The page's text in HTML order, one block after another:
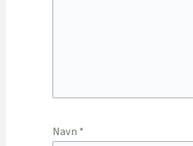
Navn *